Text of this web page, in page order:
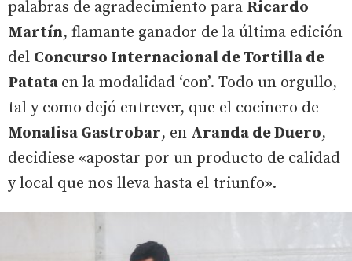
palabras de agradecimiento para Ricardo
Martín, flamante ganador de la última edición
del Concurso Internacional de Tortilla de
Patata en la modalidad ‘con’. Todo un orgullo,
tal y como dejó entrever, que el cocinero de
Monalisa Gastrobar, en Aranda de Duero,
decidiese «apostar por un producto de calidad
y local que nos lleva hasta el triunfo».